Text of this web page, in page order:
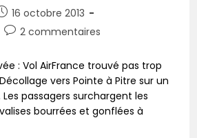
16 octobre 2013
2 commentaires
: Vol AirFrance trouvé pas trop
vers Pointe à Pitre sur un
passagers surchargent les
bourrées et gonflées à